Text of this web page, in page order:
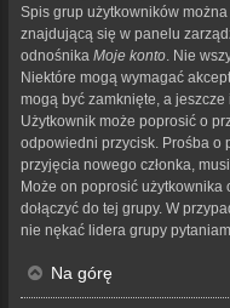
Spis grup użytkowników
znajdującą się w panelu
odnośnika Moje konto . Nie
Niektóre mogą wymagać
mogą być zamknięte, a jeszcze
Użytkownik może poprosić o
odpowiedni przycisk. Prośba o
przyjęcia nowego członka,
Może on poprosić
dołączyć do tej grupy. W
nie nękać lidera grupy
Na górę